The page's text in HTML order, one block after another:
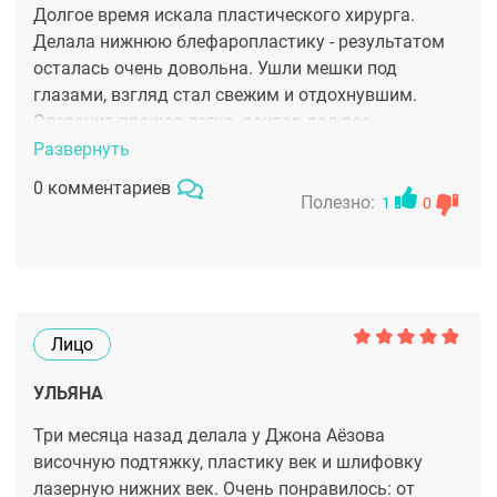
доктора и его команды: поддержка, контроль на
всех этапах, внимательность и забота.
Восстановление прошло спокойно и комфортно.
Джон Аёзов — настоящий профессионал своего
ищете хирурга, которому можно доверить своё
лицо, искренне рекомендую.
Долгое время искала пластического хирурга.
Делала нижнюю блефаропластику - результатом
осталась очень довольна. Ушли мешки под
глазами, взгляд стал свежим и отдохнувшим.
Операция прошла легко, доктор дал все
рекомендации и поддерживал на всех этапах
реабилитации. Сейчас продолжаю ходить к Аёзову
Джону на косметологические процедуры.
Развернуть
0 комментариев
Полезно: 1 0
Лицо
УЛЬЯНА
Три месяца назад делала у Джона Аёзова
височную подтяжку, пластику век и шлифовку
лазерную нижних век. Очень понравилось: от